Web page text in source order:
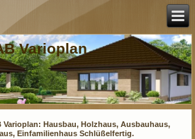
Varioplan
Varioplan: Hausbau, Holzhaus, Ausbauhaus,
Einfamilienhaus Schlüßelfertig.